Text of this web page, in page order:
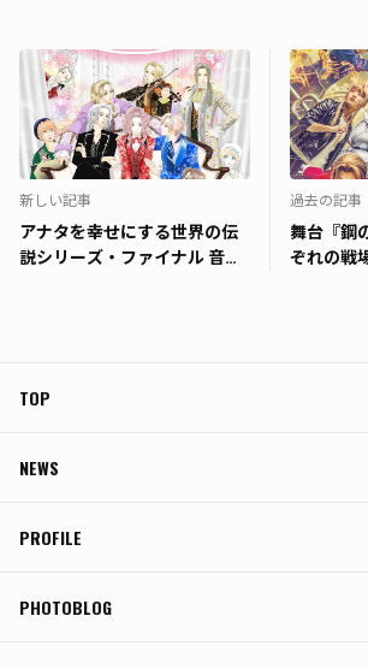
新しい記事
アナタを幸せにする世界の伝
説シリーズ・ファイナル 音楽
過去の記事
舞台『鋼
ぞれの戦
TOP
NEWS
PROFILE
PHOTOBLOG